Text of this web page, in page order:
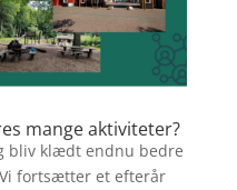
mange aktiviteter?
bliv klædt endnu bedre
fortsætter et efterår